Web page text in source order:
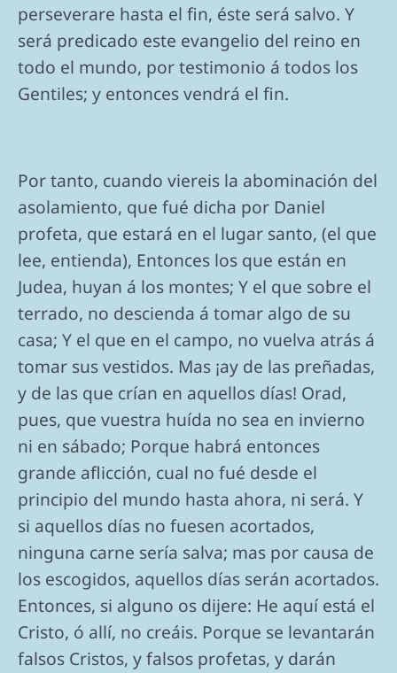
perseverare hasta el fin, éste será salvo. Y
será predicado este evangelio del reino en
todo el mundo, por testimonio á todos los
Gentiles; y entonces vendrá el fin.
Por tanto, cuando viereis la abominación del
asolamiento, que fué dicha por Daniel
profeta, que estará en el lugar santo, (el que
lee, entienda), Entonces los que están en
Judea, huyan á los montes; Y el que sobre el
terrado, no descienda á tomar algo de su
casa; Y el que en el campo, no vuelva atrás á
tomar sus vestidos. Mas ¡ay de las preñadas,
y de las que crían en aquellos días! Orad,
pues, que vuestra huída no sea en invierno
ni en sábado; Porque habrá entonces
grande aflicción, cual no fué desde el
principio del mundo hasta ahora, ni será. Y
si aquellos días no fuesen acortados,
ninguna carne sería salva; mas por causa de
los escogidos, aquellos días serán acortados.
Entonces, si alguno os dijere: He aquí está el
Cristo, ó allí, no creáis. Porque se levantarán
falsos Cristos, y falsos profetas, y darán